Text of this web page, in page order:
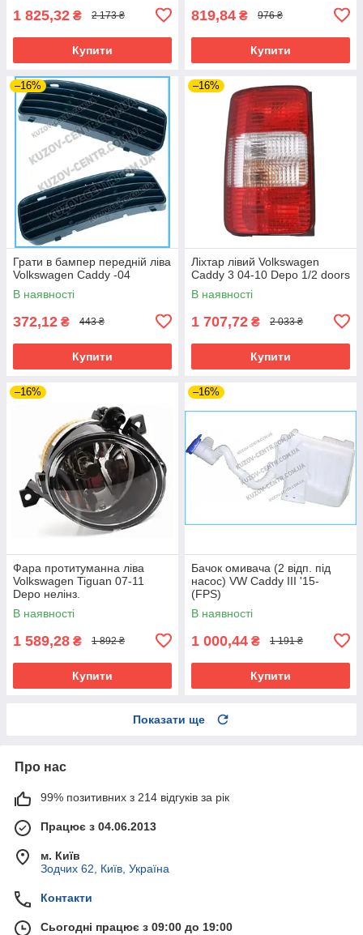
1 825,32 ₴ 2 173 ₴
Купити
819,84 ₴ 976 ₴
Купити
–16%
Грати в бампер передній ліва
Volkswagen Caddy -04
В наявності
372,12 ₴ 443 ₴
Купити
–16%
Ліхтар лівий Volkswagen
Caddy 3 04-10 Depo 1/2 doors
В наявності
1 707,72 ₴ 2 033 ₴
Купити
–16%
Фара протитуманна ліва
Volkswagen Tiguan 07-11
Depo нелінз.
В наявності
1 589,28 ₴ 1 892 ₴
Купити
–16%
Бачок омивача (2 відп. під
насос) VW Caddy III '15-
(FPS)
В наявності
1 000,44 ₴ 1 191 ₴
Купити
Показати ще
Про нас
99% позитивних з 214 відгуків за рік
Працює з 04.06.2013
м. Київ
Зодчих 62, Київ, Україна
Контакти
Сьогодні працює з 09:00 до 19:00